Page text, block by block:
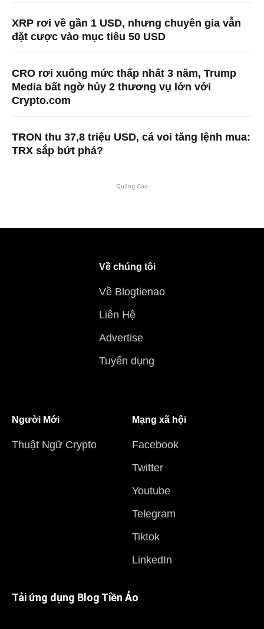
XRP rơi về gần 1 USD, nhưng chuyên gia vẫn
đặt cược vào mục tiêu 50 USD
CRO rơi xuống mức thấp nhất 3 năm, Trump
Media bất ngờ hủy 2 thương vụ lớn với
Crypto.com
TRON thu 37,8 triệu USD, cá voi tăng lệnh mua:
TRX sắp bứt phá?
Quảng Cáo
Về chúng tôi
Về Blogtienao
Liên Hệ
Advertise
Tuyển dụng
Người Mới
Thuật Ngữ Crypto
Mạng xã hội
Facebook
Twitter
Youtube
Telegram
Tiktok
LinkedIn
Tải ứng dụng Blog Tiền Ảo